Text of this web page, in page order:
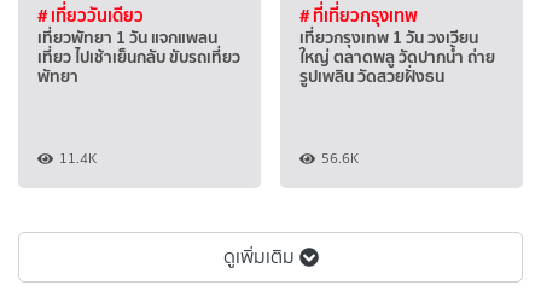
# เที่ยววันเดียว
เที่ยวพัทยา 1 วัน แจกแพลน
เที่ยว ไปเช้าเย็นกลับ ขับรถเที่ยว
พัทยา
11.4K
# ที่เที่ยวกรุงเทพ
เที่ยวกรุงเทพ 1 วัน วงเวียน
ใหญ่ ตลาดพลู วัดปากน้ำ ถ่าย
รูปเพลิน วัดสวยฝั่งธน
56.6K
ดูเพิ่มเติม